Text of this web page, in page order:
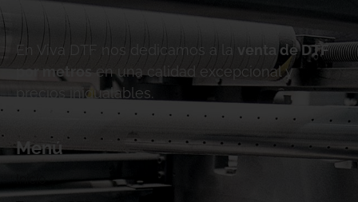
En Viva DTF nos dedicamos a la
venta de DTF
por metros
en una calidad excepcional y
precios inigualables.
Menú